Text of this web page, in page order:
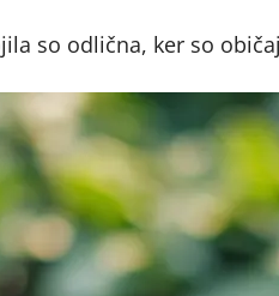
so odlična, ker so